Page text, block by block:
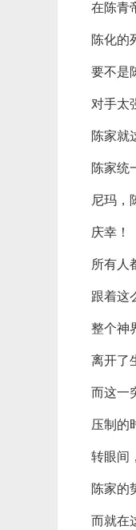
在陈青
陈化的
要不是
对手太
陈家就
陈家统
尼玛，
庆幸！
所有人
跟着这
整个神
离开了
而这一
压制的
转眼间
陈家的
而就在